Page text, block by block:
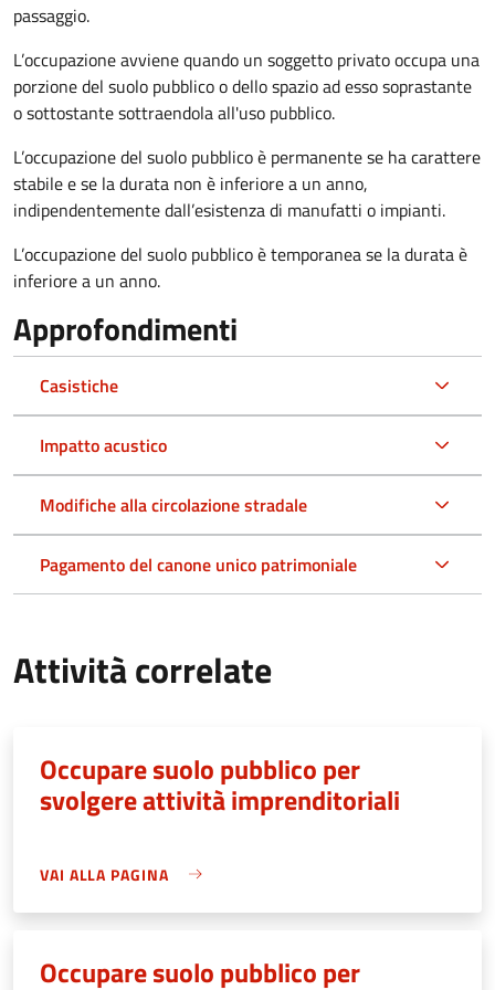
passaggio.
L’occupazione avviene quando un soggetto privato occupa una
porzione del suolo pubblico o dello spazio ad esso soprastante
o sottostante sottraendola all'uso pubblico.
L’occupazione del suolo pubblico è permanente se ha carattere
stabile e se la durata non è inferiore a un anno,
indipendentemente dall’esistenza di manufatti o impianti.
L’occupazione del suolo pubblico è temporanea se la durata è
inferiore a un anno.
Approfondimenti
Casistiche
Impatto acustico
Modifiche alla circolazione stradale
Pagamento del canone unico patrimoniale
Attività correlate
Occupare suolo pubblico per
svolgere attività imprenditoriali
VAI ALLA PAGINA
Occupare suolo pubblico per